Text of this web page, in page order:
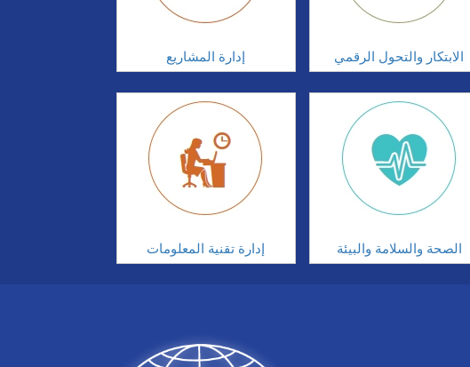
إدارة المشاريع الابتكار والتحول الرقمي
إدارة تقنية المعلومات الصحة والسلامة والبيئة